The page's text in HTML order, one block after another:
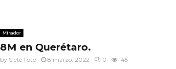
Mirador
8M en Querétaro.
by Siete Foto 8 marzo, 2022 0 145